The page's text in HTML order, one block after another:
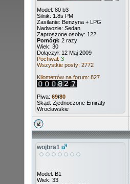
Model: 80 b3
Silnik: 1.8s PM
Zasilanie: Benzyna + LPG
Nadwozie: Sedan
Zaproszone osoby: 122
Pomógł: 2 razy
Wiek: 30
Dołączył: 12 Maj 2009
Pochwał: 3
Wszystkie posty: 2772
Kilometrów na forum: 827
Piwa: 69/80
Skąd: Zjednoczone Emiraty
Wrocławskie
wojbra1
Model: B1
Wiek: 33